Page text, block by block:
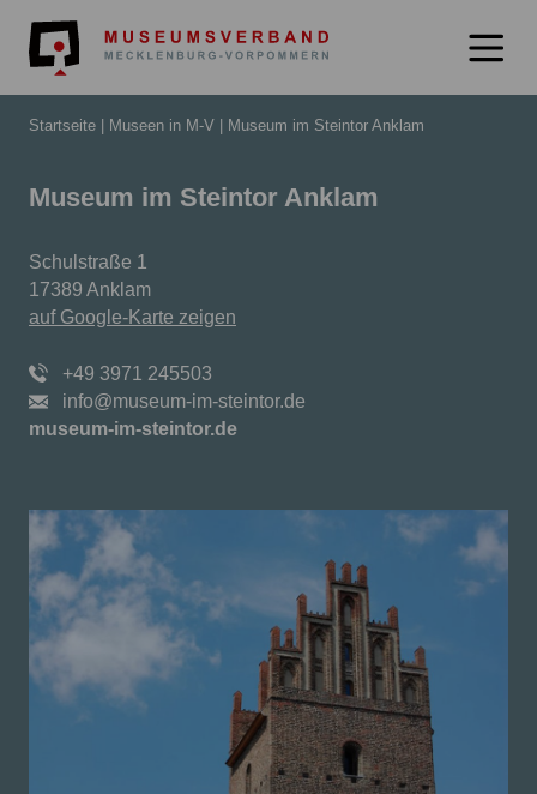
Startseite Museen in M-V Museum im Steintor Anklam
Museum im Steintor Anklam
Schulstraße 1
17389 Anklam
auf Google-Karte zeigen
+49 3971 245503
info@museum-im-steintor.de
museum-im-steintor.de